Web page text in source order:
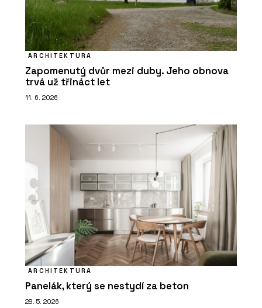
ARCHITEKTURA
Zapomenutý dvůr mezi duby. Jeho obnova
trvá už třináct let
11. 6. 2026
ARCHITEKTURA
Panelák, který se nestydí za beton
28. 5. 2026